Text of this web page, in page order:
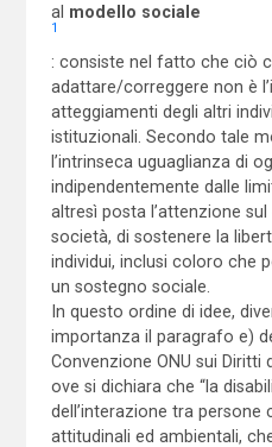
al modello sociale
1
: consiste nel fatto che ciò
adattare/correggere non è
atteggiamenti degli altri
istituzionali. Secondo tale
l’intrinseca uguaglianza di
indipendentemente dalle
altresì posta l’attenzione
società, di sostenere la
individui, inclusi coloro che
un sostegno sociale.
In questo ordine di idee,
importanza il paragrafo e)
Convenzione ONU sui Diritti
ove si dichiara che “la
dell’interazione tra
attitudinali ed ambientali,